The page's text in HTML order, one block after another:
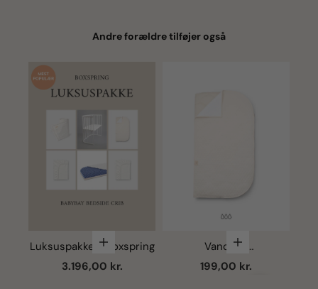
Andre forældre tilføjer også
Vælg muligheder
Luksuspakke - Boxspring
Salgspris
3.196,00 kr.
Vælg
Vandtæt
madrasbeskytter
Salgspris
199,00 kr.